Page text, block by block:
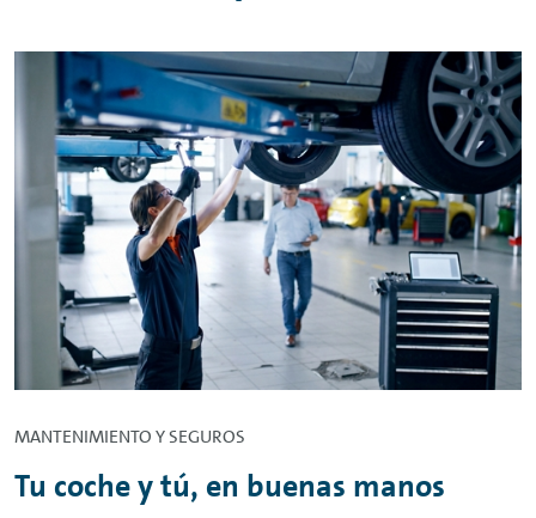
MANTENIMIENTO Y SEGUROS
Tu coche y tú, en buenas manos